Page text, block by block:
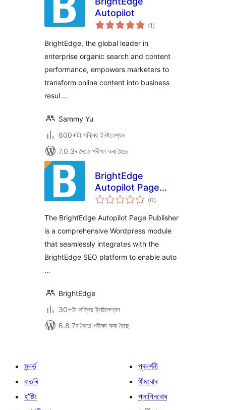
Autopilot
(1 টা
মুঠ)
BrightEdge, the global leader in
enterprise organic search and content
performance, empowers marketers to
transform online content into business
resul …
Sammy Yu
600+টা সক্ৰিয় ইনষ্টলেশ্যন
7.0.3ৰ সৈতে পৰীক্ষা কৰা হৈছে
BrightEdge
Autopilot Page
Publisher
(0টা
মুঠ)
The BrightEdge Autopilot Page Publisher
is a comprehensive Wordpress module
that seamlessly integrates with the
BrightEdge SEO platform to enable auto
…
BrightEdge
30+টা সক্ৰিয় ইনষ্টলেশ্যন
6.8.7ৰ সৈতে পৰীক্ষা কৰা হৈছে
সন্দৰ্ভ
বাতৰি
হ’ষ্টিং
প্ৰদৰ্শনী
থীমবোৰ
প্লাগিনবোৰ